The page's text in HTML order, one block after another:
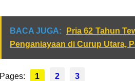
BACA JUGA:
Pria 62 Tahun
Penganiayaan di Curup Utara,
Pages: 1 2 3